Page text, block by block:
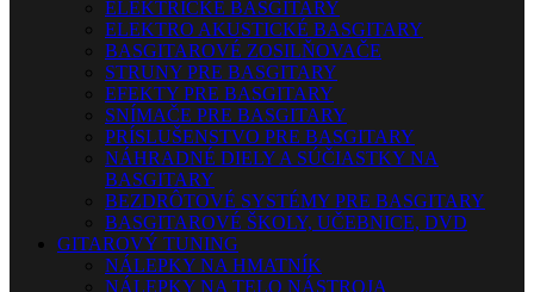
ELEKTRICKÉ BASGITARY
ELEKTRO AKUSTICKÉ BASGITARY
BASGITAROVÉ ZOSILŇOVAČE
STRUNY PRE BASGITARY
EFEKTY PRE BASGITARY
SNÍMAČE PRE BASGITARY
PRÍSLUŠENSTVO PRE BASGITARY
NÁHRADNÉ DIELY A SÚČIASTKY NA
BASGITARY
BEZDRÔTOVÉ SYSTÉMY PRE BASGITARY
BASGITAROVÉ ŠKOLY, UČEBNICE, DVD
GITAROVÝ TUNING
NÁLEPKY NA HMATNÍK
NÁLEPKY NA TELO NÁSTROJA